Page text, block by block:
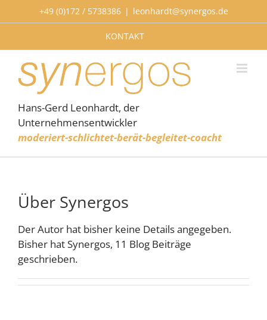
Inhalt
+49 (0)172 / 5738386 | leonhardt@synergos.de
KONTAKT
Hans-Gerd Leonhardt, der
Unternehmensentwickler
moderiert-schlichtet-berät-begleitet-coacht
Über Synergos
Der Autor hat bisher keine Details angegeben.
Bisher hat Synergos, 11 Blog Beiträge
geschrieben.